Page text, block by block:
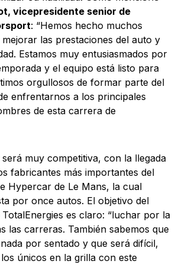
vicepresidente senior de
: “Hemos hecho muchos
las prestaciones del auto y
Estamos muy entusiasmados por
y el equipo está listo para
orgullosos de formar parte del
enfrentarnos a los principales
de esta carrera de
muy competitiva, con la llegada
fabricantes más importantes del
Hypercar de Le Mans, la cual
por once autos. El objetivo del
es claro: “luchar por la
las carreras. También sabemos que
por sentado y que será difícil,
únicos en la grilla con este